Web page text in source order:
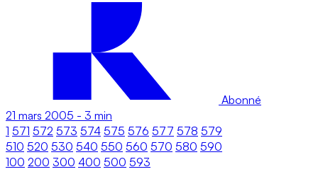
Abonné
21 mars 2005 - 3 min
1 571 572 573 574 575 576 577 578 579
510 520 530 540 550 560 570 580 590
100 200 300 400 500 593